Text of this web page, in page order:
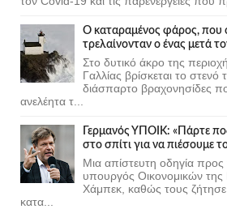
Ο καταραμένος φάρος, που
τρελαίνονταν ο ένας μετά
Στο δυτικό άκρο της
Γαλλίας βρίσκεται το στενό
διάσπαρτο βραχονησίδες
ανελέητα τ...
Γερμανός ΥΠΟΙΚ: «Πάρτε
στο σπίτι για να πιέσουμε
Μια απίστευτη οδηγία
υπουργός Οικονομικών της
Χάμπεκ, καθώς τους ζήτησε
κατα...